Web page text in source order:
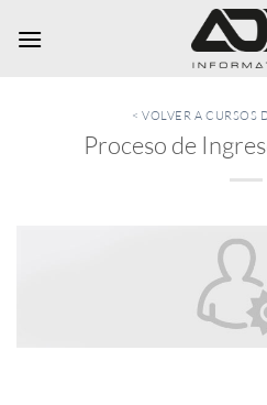
< VOLVER A CURSOS
Proceso de